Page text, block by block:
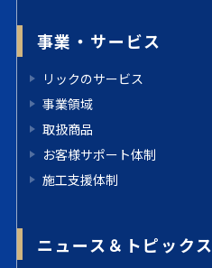
事業・サービス
リックのサービス
事業領域
取扱商品
お客様サポート体制
施工支援体制
ニュース＆トピックス